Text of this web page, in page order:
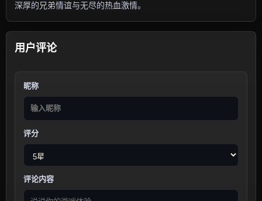
深厚的兄弟情谊与无尽的热血激情。
用户评论
昵称
评分
评论内容